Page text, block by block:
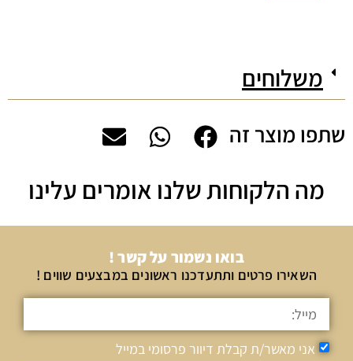
משלוחים
שתפו מוצר זה
מה הלקוחות שלנו אומרים עלינו
בואו נשמור על קשר !
השאירו פרטים ותתעדכנו ראשונים במבצעים שווים !
אני מאשר/ת קבלת דיוור פרסומי במייל